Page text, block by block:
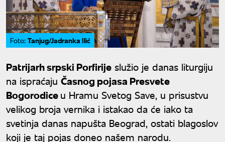
Foto: Tanjug/Jadranka Ilić
Patrijarh srpski Porfirije služio je danas liturgiju
na ispraćaju Časnog pojasa Presvete
Bogorodiceu Hramu Svetog Save, u prisustvu
velikog broja vernika i istakao da će iako ta
svetinja danas napušta Beograd, ostati blagoslov
koji je taj pojas doneo našem narodu.